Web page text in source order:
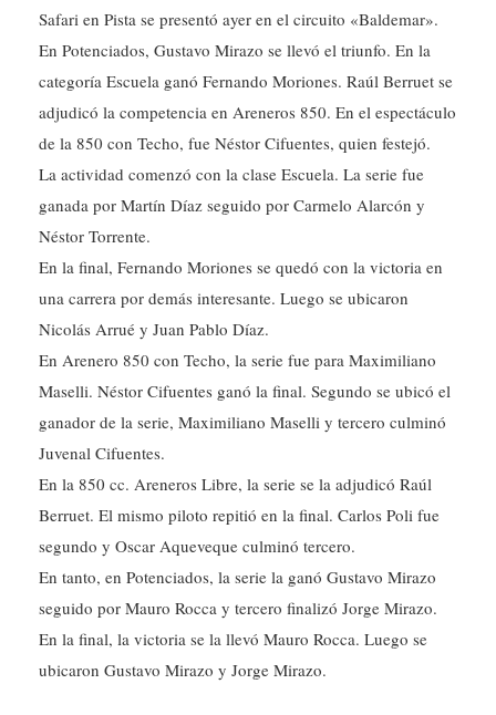
Safari en Pista se presentó ayer en el circuito «Baldemar».
En Potenciados, Gustavo Mirazo se llevó el triunfo. En la
categoría Escuela ganó Fernando Moriones. Raúl Berruet se
adjudicó la competencia en Areneros 850. En el espectáculo
de la 850 con Techo, fue Néstor Cifuentes, quien festejó.
La actividad comenzó con la clase Escuela. La serie fue
ganada por Martín Díaz seguido por Carmelo Alarcón y
Néstor Torrente.
En la final, Fernando Moriones se quedó con la victoria en
una carrera por demás interesante. Luego se ubicaron
Nicolás Arrué y Juan Pablo Díaz.
En Arenero 850 con Techo, la serie fue para Maximiliano
Maselli. Néstor Cifuentes ganó la final. Segundo se ubicó el
ganador de la serie, Maximiliano Maselli y tercero culminó
Juvenal Cifuentes.
En la 850 cc. Areneros Libre, la serie se la adjudicó Raúl
Berruet. El mismo piloto repitió en la final. Carlos Poli fue
segundo y Oscar Aqueveque culminó tercero.
En tanto, en Potenciados, la serie la ganó Gustavo Mirazo
seguido por Mauro Rocca y tercero finalizó Jorge Mirazo.
En la final, la victoria se la llevó Mauro Rocca. Luego se
ubicaron Gustavo Mirazo y Jorge Mirazo.